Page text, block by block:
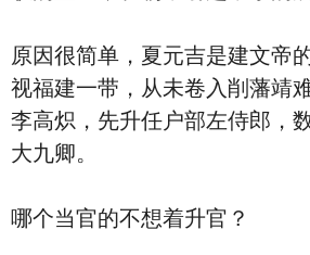
原因很简单，夏元吉是建文帝
视福建一带，从未卷入削藩靖
李高炽，先升任户部左侍郎，
大九卿。
哪个当官的不想着升官？